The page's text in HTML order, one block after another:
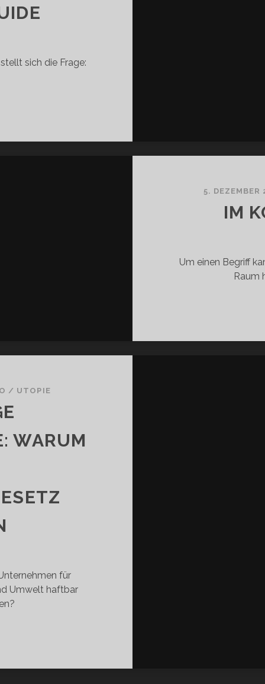
sich die Frage:
5. DEZEMBER
IM
Um einen Begriff
Raum
/ UTOPIE
WARUM
für
Umwelt haftbar